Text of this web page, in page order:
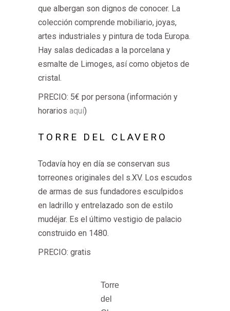
que albergan son dignos de conocer. La
colección comprende mobiliario, joyas,
artes industriales y pintura de toda Europa.
Hay salas dedicadas a la porcelana y
esmalte de Limoges, así como objetos de
cristal.
PRECIO: 5€ por persona (información y
horarios aquí)
TORRE DEL CLAVERO
Todavía hoy en día se conservan sus
torreones originales del s.XV. Los escudos
de armas de sus fundadores esculpidos
en ladrillo y entrelazado son de estilo
mudéjar. Es el último vestigio de palacio
construido en 1480.
PRECIO: gratis
Torre
del